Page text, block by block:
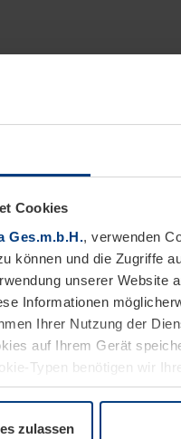
Cookies
Ges.m.b.H., verwenden
können und die Zugriffe
unserer Website
Informationen
Ihrer Nutzung der
auf Ihrem Gerät
Typen benötigen wir
Datenschutzerklärung
zulassen